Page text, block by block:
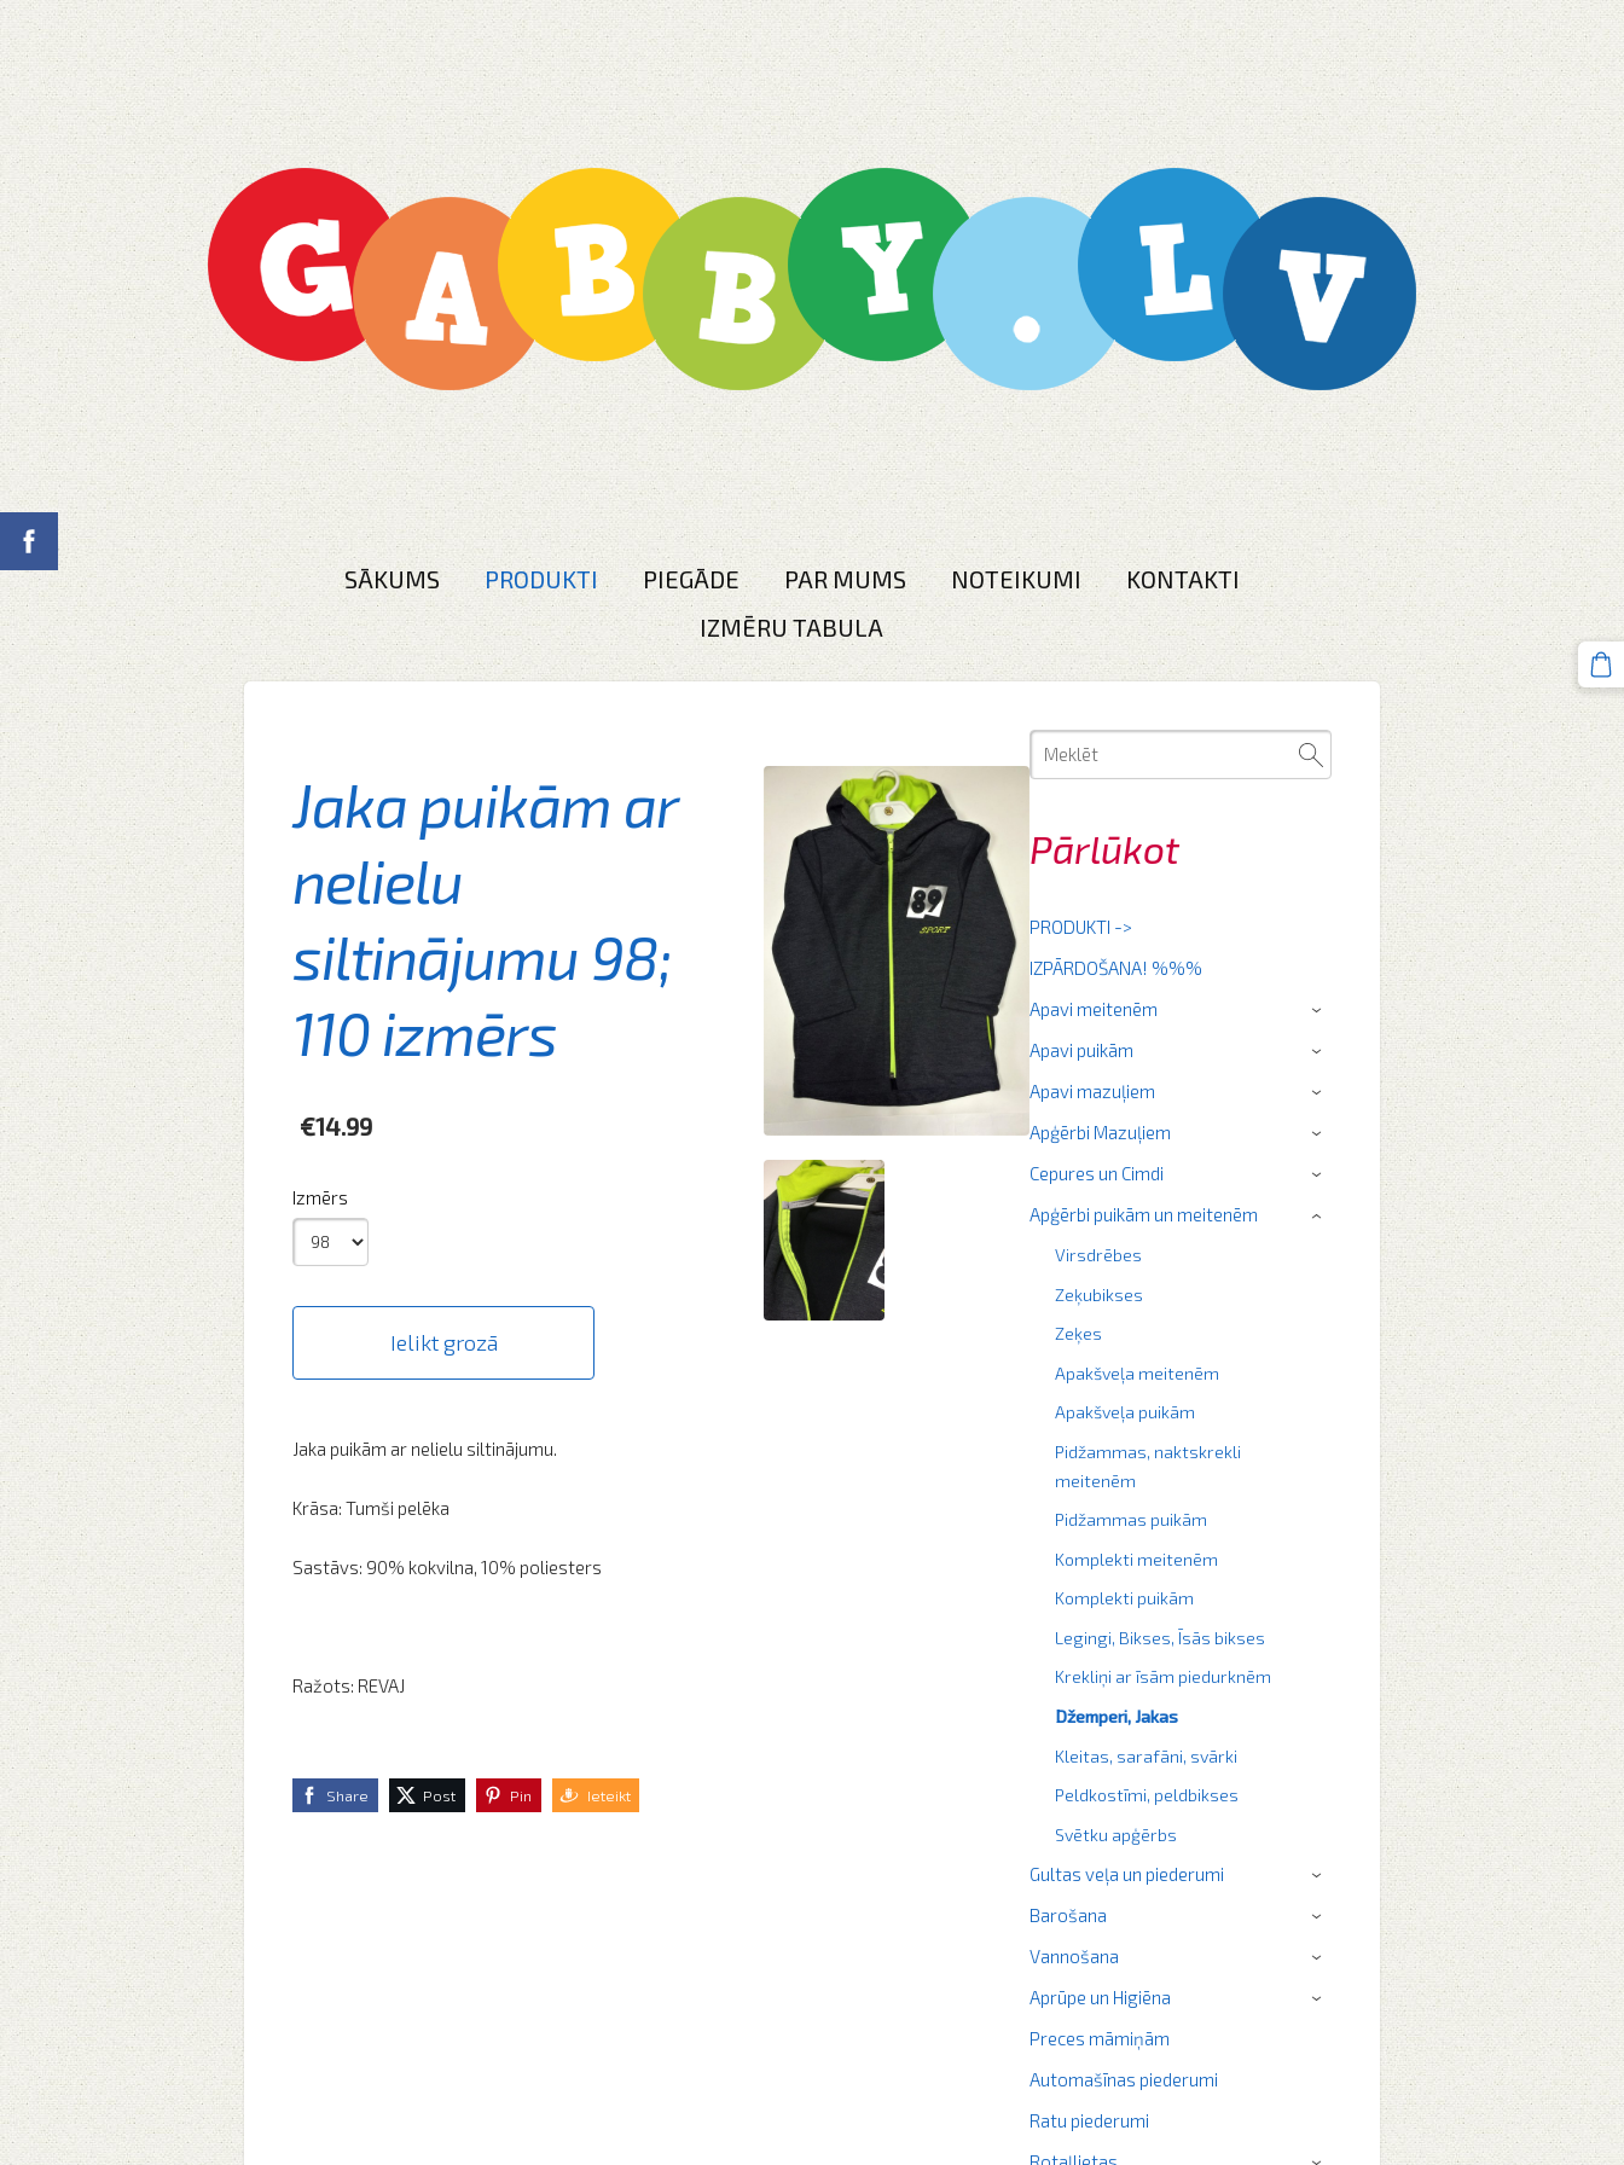
SĀKUMS PRODUKTI PIEGĀDE PAR MUMS NOTEIKUMI
KONTAKTI
IZMĒRU TABULA
Pārlūkot
PRODUKTI ->
IZPĀRDOŠANA! %%%
Apavi meitenēm
›
Apavi puikām ›
Apavi mazuļiem ›
Apģērbi Mazuļiem ›
Cepures un Cimdi ›
Apģērbi puikām un meitenēm
Virsdrēbes
Zeķubikses
Zeķes
Apakšveļa meitenēm
Apakšveļa puikām
Pidžammas, naktskrekli
meitenēm
Pidžammas puikām
Komplekti meitenēm
Komplekti puikām
Legingi, Bikses, Īsās bikses
Krekliņi ar īsām piedurknēm
Džemperi, Jakas
Kleitas, sarafāni, svārki
Peldkostīmi, peldbikses
Svētku apģērbs
›
Gultas veļa un piederumi ›
Barošana ›
Vannošana ›
Aprūpe un Higiēna ›
Preces māmiņām
Automašīnas piederumi
Ratu piederumi
›
Jaka puikām ar
nelielu
siltinājumu 98;
110 izmērs
€14.99
Izmērs
Ielikt grozā
Jaka puikām ar nelielu siltinājumu.
Krāsa: Tumši pelēka
Sastāvs: 90% kokvilna, 10% poliesters
Ražots: REVAJ
Share Post Pin Ieteikt